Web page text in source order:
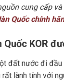
cung cấp
Quốc chính
Quốc KOR
đất nước đi
lành tính với